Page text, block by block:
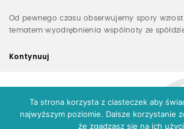
Od pewnego czasu obserwujemy spory
tematem wyodrębnienia wspólnoty ze
Kontynuuj
Ta strona korzysta z ciasteczek aby
najwyższym poziomie. Dalsze korzystanie
że zgadzasz się na ich